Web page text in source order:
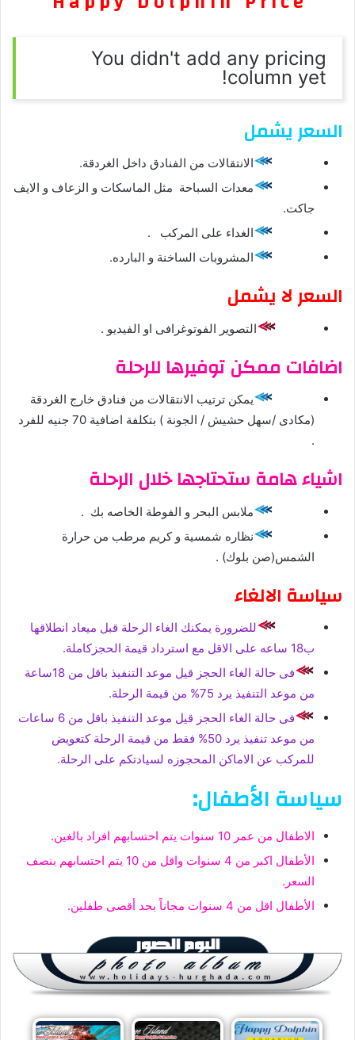
You didn't add any pricing
column yet!
السعر يشمل
الانتقالات من الفنادق داخل الغردقة.
معدات السباحة مثل الماسكات و الزعاف و الايف
جاكت.
الغداء على المركب .
المشروبات الساخنة و البارده.
السعر لا يشمل
التصوير الفوتوغرافى او الفيديو .
اضافات ممكن توفيرها للرحلة
يمكن ترتيب الانتقالات من فنادق خارج الغردقة
(مكادى /سهل حشيش / الجونة ) بتكلفة اضافية 70 جنيه للفرد
.
اشياء هامة ستحتاجها خلال الرحلة
ملابس البحر و الفوطة الخاصه بك .
نظاره شمسية و كريم مرطب من حرارة
الشمس(صن بلوك) .
سياسة الالغاء
للضرورة يمكنك الغاء الرحلة قبل ميعاد انطلاقها
ب18 ساعه على الاقل مع استرداد قيمة الحجزكاملة.
فى حالة الغاء الحجز قيل موعد التنفيذ باقل من 18ساعة
من موعد التنفيذ يرد 75% من قيمة الرحلة.
فى حالة الغاء الحجز قيل موعد التنفيذ باقل من 6 ساعات
من موعد تنفيذ يرد 50% فقط من قيمة الرحلة كتعويض
للمركب عن الاماكن المحجوزه لسيادتكم على الرحلة.
سياسة الأطفال:
الاطفال من عمر 10 سنوات يتم احتسابهم افراد بالغين.
الأطفال اكبر من 4 سنوات واقل من 10 يتم احتسابهم بنصف
السعر.
الأطفال اقل من 4 سنوات مجاناً بحد أقصى طفلين.